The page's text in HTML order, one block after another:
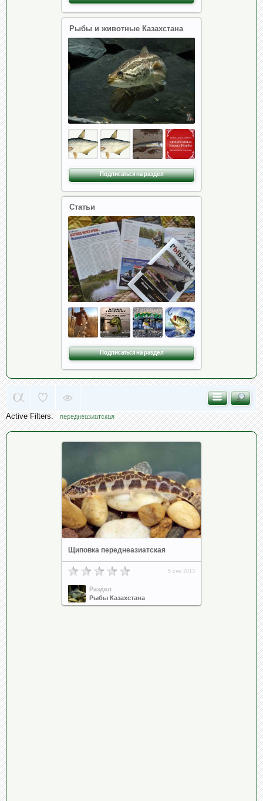
Рыбы и животные Казахстана
Подписаться на раздел
Статьи
Подписаться на раздел
Active Filters: переднеазиатская
Щиповка переднеазиатская
5 сен 2013
Раздел
Рыбы Казахстана